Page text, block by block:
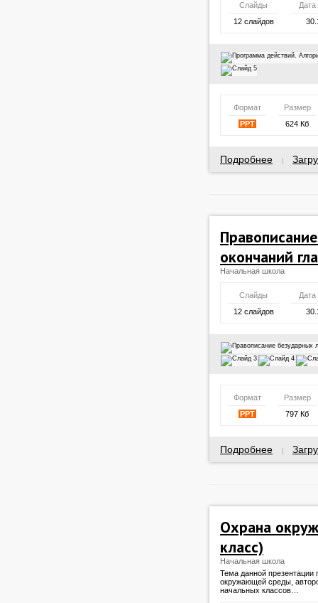
Слайды
Дата
12 слайдов
Формат
Размер
PPT
624 Кб
Подробнее
окончаний
Начальная школа
Слайды
Дата
12 слайдов
Формат
Размер
PPT
797 Кб
Подробнее
Охрана
класс)
Начальная школа
Тема данной
окружающей среды,
начальных классов…